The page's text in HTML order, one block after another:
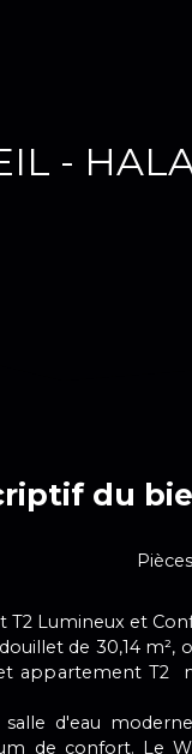
-
du
Pièces
Lumineux et
de 30,14 m²,
appartement T2
d'eau
de confort. Le